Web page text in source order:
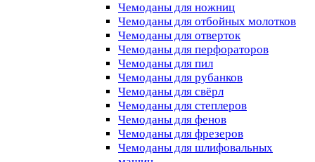
Чемоданы для ножниц
Чемоданы для отбойных молотков
Чемоданы для отверток
Чемоданы для перфораторов
Чемоданы для пил
Чемоданы для рубанков
Чемоданы для свёрл
Чемоданы для степлеров
Чемоданы для фенов
Чемоданы для фрезеров
Чемоданы для шлифовальных